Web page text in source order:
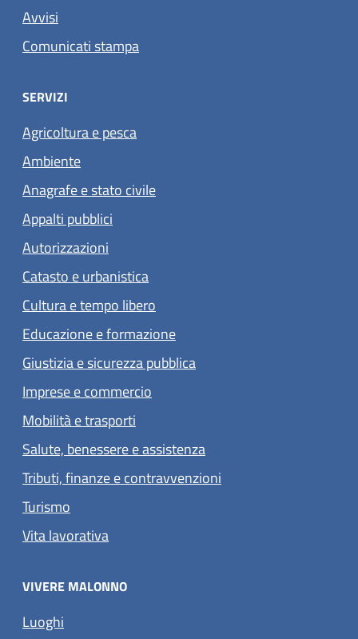
Avvisi
Comunicati stampa
SERVIZI
Agricoltura e pesca
Ambiente
Anagrafe e stato civile
Appalti pubblici
Autorizzazioni
Catasto e urbanistica
Cultura e tempo libero
Educazione e formazione
Giustizia e sicurezza pubblica
Imprese e commercio
Mobilità e trasporti
Salute, benessere e assistenza
Tributi, finanze e contravvenzioni
Turismo
Vita lavorativa
VIVERE MALONNO
Luoghi